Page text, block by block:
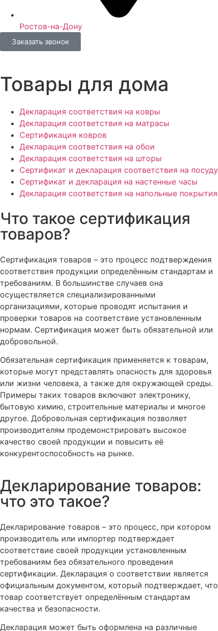
Ростов-на-Дону
Заказать звонок
Товары для дома
Декларация соответствия на ковры
Декларация соответствия на матрасы
Сертификация ковров
Декларация соответствия на обои
Декларация соответствия на шторы
Сертификат и декларация соответствия на посуду
Сертификат и декларация на настенные часы
Декларация соответствия на напольные покрытия
Что такое сертификация
товаров?
Сертификация товаров – это процесс подтверждения
соответствия продукции определённым стандартам и
требованиям. В большинстве случаев она
осуществляется специализированными
организациями, которые проводят испытания и
проверки товаров на соответствие установленным
нормам. Сертификация может быть обязательной или
добровольной.
Обязательная сертификация применяется к товарам,
которые могут представлять опасность для здоровья
или жизни человека, а также для окружающей среды.
Примеры таких товаров включают электронику,
бытовую химию, строительные материалы и многое
другое. Добровольная сертификация позволяет
производителям продемонстрировать высокое
качество своей продукции и повысить её
конкурентоспособность на рынке.
Декларирование товаров:
что это такое?
Декларирование товаров – это процесс, при котором
производитель или импортер подтверждает
соответствие своей продукции установленным
требованиям без обязательного проведения
сертификации. Декларация о соответствии является
официальным документом, который подтверждает, что
товар соответствует определённым стандартам
качества и безопасности.
Декларация может быть оформлена на различные